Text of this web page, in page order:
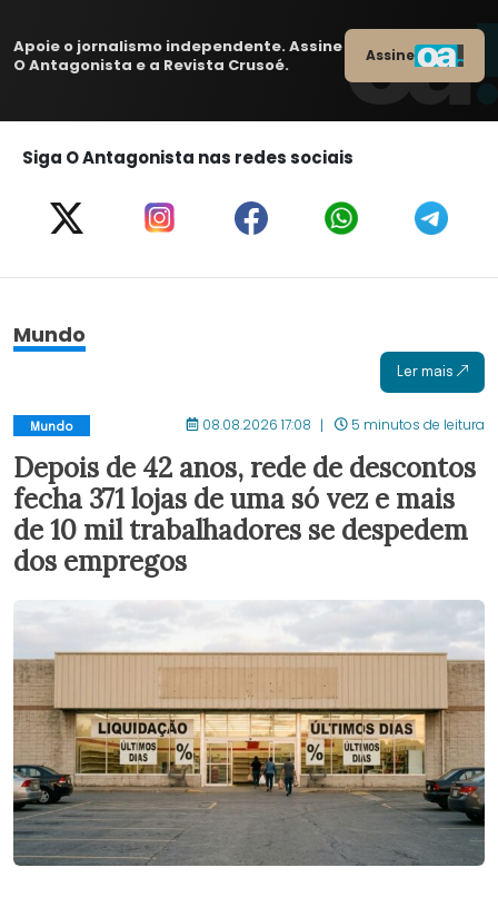
Apoie o jornalismo independente. Assine
O Antagonista e a Revista Crusoé.
Assine
Siga O Antagonista nas redes sociais
Mundo
Ler mais
Mundo 08.08.2026 17:08 5 minutos de leitura
Depois de 42 anos, rede de descontos
fecha 371 lojas de uma só vez e mais
de 10 mil trabalhadores se despedem
dos empregos